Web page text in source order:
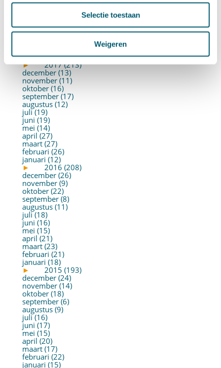
Selectie toestaan
Weigeren
mei (19)
april (22)
januari (30)
►
2017 (213)
december (13)
november (11)
oktober (16)
september (17)
augustus (12)
juli (19)
juni (19)
mei (14)
april (27)
maart (27)
februari (26)
januari (12)
►
2016 (208)
december (26)
november (9)
oktober (22)
september (8)
augustus (11)
juli (18)
juni (16)
mei (15)
april (21)
maart (23)
februari (21)
januari (18)
►
2015 (193)
december (24)
november (14)
oktober (18)
september (6)
augustus (9)
juli (16)
juni (17)
mei (15)
april (20)
maart (17)
februari (22)
januari (15)